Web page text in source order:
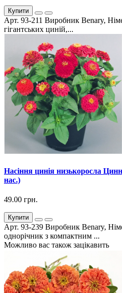
Купити
Арт. 93-211 Виробник Benary,
гігантських циній,...
Насіння цинія низькоросла
нас.)
49.00 грн.
Купити
Арт. 93-239 Виробник Benary,
однорічник з компактним ...
Можливо вас також зацікавить